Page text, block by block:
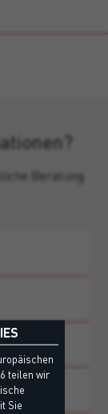
Beratung
teilen wir
Sie